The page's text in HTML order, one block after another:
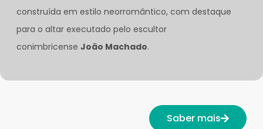
construída em estilo neorromântico, com destaque
para o altar executado pelo escultor
conimbricense João Machado.
Saber mais